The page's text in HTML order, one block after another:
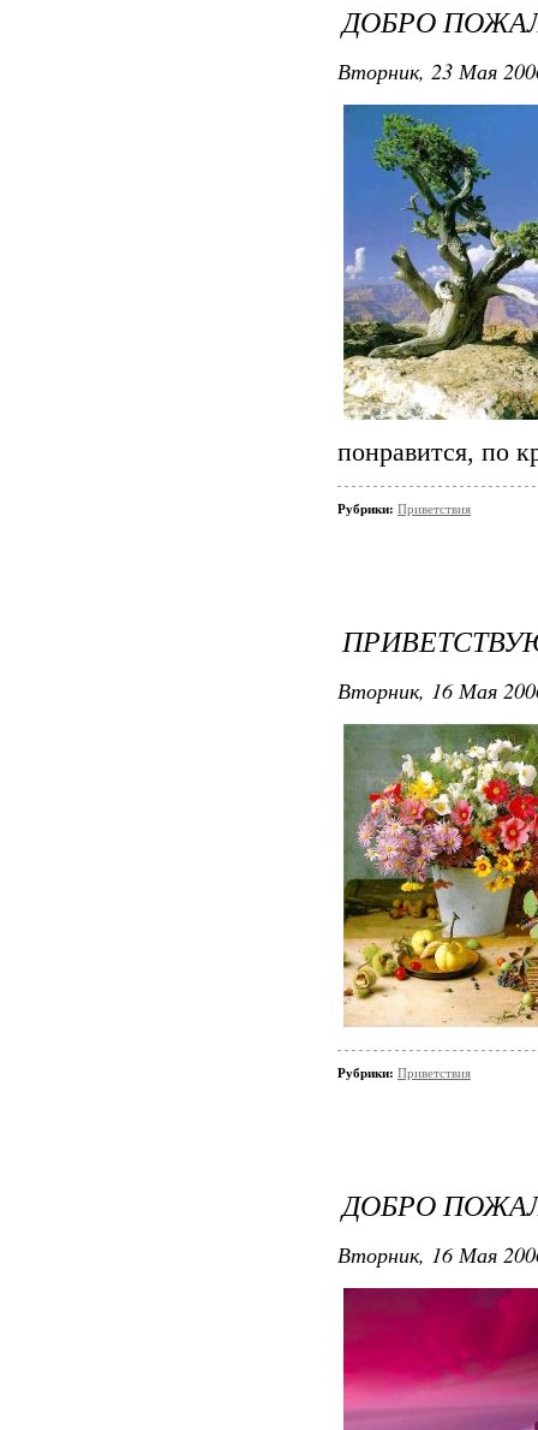
ДОБРО
Вторник, 23 Мая
понравится, по
Рубрики: Приветствия
Вторник, 16 Мая
Рубрики: Приветствия
ДОБРО
Вторник, 16 Мая